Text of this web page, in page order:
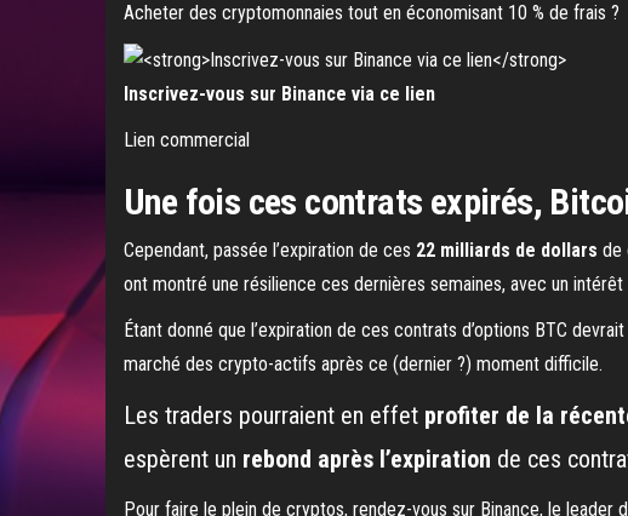
Acheter des cryptomonnaies tout en économisant 10 % de frais ?
Inscrivez-vous sur Binance via ce lien
Lien commercial
Une fois ces contrats expirés,
Cependant, passée l’expiration de ces 22 milliards de dollars de
ont montré une résilience ces dernières semaines, avec un
Étant donné que l’expiration de ces contrats d’options BTC
marché des crypto-actifs après ce (dernier ?) moment difficile.
Les traders pourraient en effet profiter de la
espèrent un rebond après l’expiration de ces
Pour faire le plein de cryptos, rendez-vous sur Binance, le